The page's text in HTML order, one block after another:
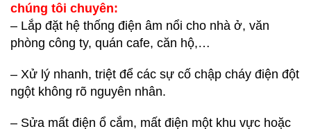
chúng tôi chuyên:
– Lắp đặt hệ thống điện âm nổi cho nhà ở, văn
phòng công ty, quán cafe, căn hộ,…
– Xử lý nhanh, triệt để các sự cố chập cháy điện đột
ngột không rõ nguyên nhân.
– Sửa mất điện ổ cắm, mất điện một khu vực hoặc